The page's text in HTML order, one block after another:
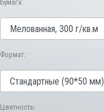
Бумага:
Формат:
Цветность: